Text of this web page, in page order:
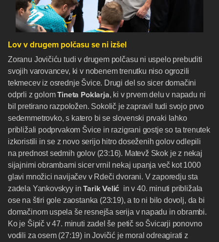
Lov v drugem polčasu se ni izšel
Zoranu Jovičiću tudi v drugem polčasu ni uspelo prebuditi
svojih varovancev, ki v nobenem trenutku niso ogrozili
tekmecev iz osrednje Švice. Drugi del so sicer domačini
odprli z golomTineta Poklarja, ki v prvem delu v napadu ni
bil pretirano razpoložen. Sokolič je zapravil tudi svojo prvo
sedemmetrovko, s katero bi se slovenski prvaki lahko
približali podprvakom Švice in razigrani gostje so ta trenutek
izkoristili in se z novo serijo hitro doseženih golov odlepili
na prednost sedmih golov (23:16). Matevž Skok je z nekaj
sijajnimi obrambami sicer vrnil nekaj upanja več kot 1000
glavi množici navijačev v Rdeči dvorani. V zaporedju sta
zadela Yankovskyy inTarik Velić in v 40. minuti približala
ose na štiri gole zaostanka (23:19), a to ni bilo dovolj, da bi
domačinom uspela še resnejša serija v napadu in obrambi.
Ko je Šipič v 47. minuti zadel še petič so Švicarji ponovno
vodili za osem (27:19) in Jovičić je moral odreagirati z